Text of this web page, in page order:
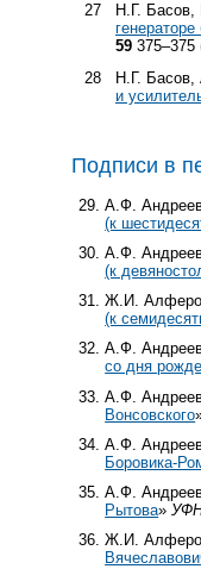
27
Н.Г.
59 375–375
28
Н.Г.
и
Подписи в
А.Ф.
(к
А.Ф.
(к
Ж.И.
(к
А.Ф.
со дня
А.Ф.
Вонсовского
А.Ф.
Боровика-
А.Ф.
Рытова»
Ж.И.